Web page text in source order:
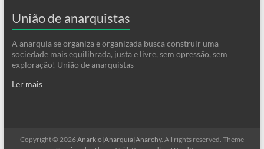
União de anarquistas
A anarquia se organiza e organizada busca construir uma
sociedade mais equilibrada, justa e livre, sem opressão, sem
exploração! União de anarquistas
Ler mais
Copyright © 2026Anarkio|Anarquia|Anarchy. All rights reserved. Theme